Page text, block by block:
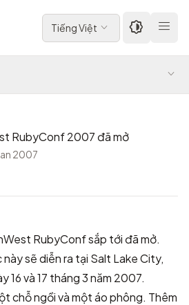
Tiếng Việt
RubyConf 2007 đã mở
2007
RubyConfsắp tới đã mở.
sẽ diễn ra tại Salt Lake City,
16 và 17 tháng 3 năm 2007.
chỗ ngồi và một áo phông. Thêm